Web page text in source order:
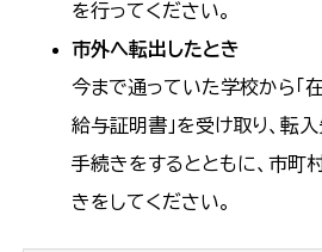
を行ってください。
市外へ転出したとき
今まで通っていた学校から「
給与証明書」を受け取り、転
手続きをするとともに、市町
きをしてください。